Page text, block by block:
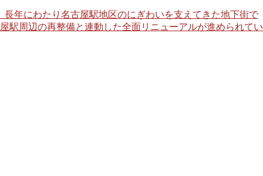
年にわたり名古屋駅地区のにぎわいを支えてきた地下街で
駅周辺の再整備と連動した全面リニューアルが進められてい